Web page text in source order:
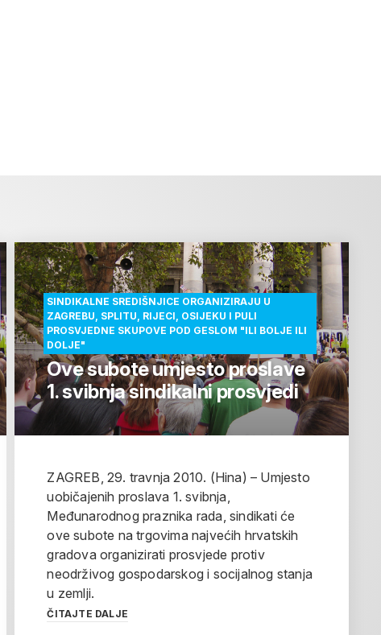
SINDIKALNE SREDIŠNJICE ORGANIZIRAJU U
ZAGREBU, SPLITU, RIJECI, OSIJEKU I PULI
PROSVJEDNE SKUPOVE POD GESLOM "ILI BOLJE ILI
DOLJE"
Ove subote umjesto proslave
1. svibnja sindikalni prosvjedi
ZAGREB, 29. travnja 2010. (Hina) – Umjesto
uobičajenih proslava 1. svibnja,
Međunarodnog praznika rada, sindikati će
ove subote na trgovima najvećih hrvatskih
gradova organizirati prosvjede protiv
neodrživog gospodarskog i socijalnog stanja
u zemlji.
ČITAJTE DALJE